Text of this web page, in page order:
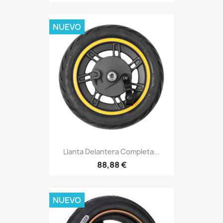
Llanta Delantera Completa...
88,88 €
NUEVO
NUEVO